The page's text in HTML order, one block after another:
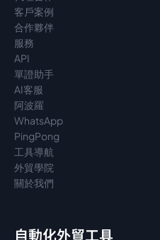
客戶案例
合作夥伴
服務
API
單證助手
AI客服
阿波羅
WhatsApp
PingPong
工具導航
外貿學院
關於我們
自動化外貿工具